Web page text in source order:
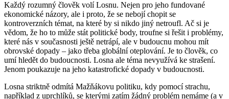
Každý rozumný člověk volí Losnu. Nejen pro jeho fundované
ekonomické názory, ale i proto, že se nebojí chopit se
kontroverzních témat, na které by si nikdo jiný netroufl. Ač si je
vědom, že ho to může stát politické body, troufne si řešit i problémy,
které nás v současnosti ještě netrápí, ale v budoucnu mohou mít
obrovské dopady – jako třeba globální oteplování. Je to člověk, co
umí hledět do budoucnosti. Losna ale téma nevyužívá ke strašení.
Jenom poukazuje na jeho katastrofické dopady v budoucnosti.
Losna striktně odmítá Mažňákovu politiku, kdy pomocí strachu,
například z uprchlíků, se kterými zatím žádný problém nemáme (a v